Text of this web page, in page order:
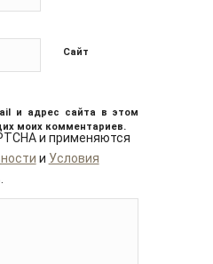
Сайт
и адрес сайта в этом
моих комментариев.
и применяются
и Условия